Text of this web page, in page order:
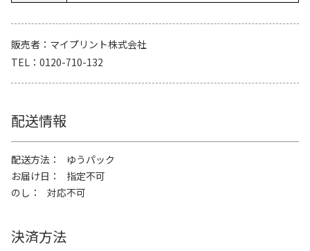
販売者
マイプリント株式会社
TEL
0120-710-132
配送情報
配送方法
ゆうパック
お届け日
指定不可
のし
対応不可
決済方法